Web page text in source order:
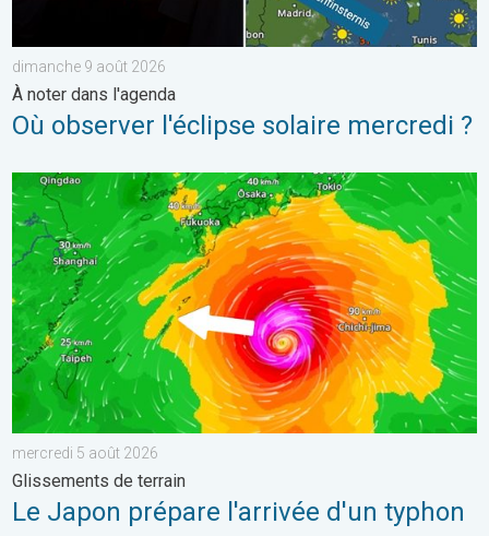
dimanche 9 août 2026
À noter dans l'agenda
Où observer l'éclipse solaire mercredi ?
Le Japon prépare l'arrivée d'un typhon. Glissements de
mercredi 5 août 2026
Glissements de terrain
Le Japon prépare l'arrivée d'un typhon